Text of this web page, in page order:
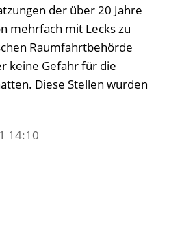
der über 20 Jahre
mehrfach mit Lecks zu
Raumfahrtbehörde
keine Gefahr für die
Diese Stellen wurden
14:10